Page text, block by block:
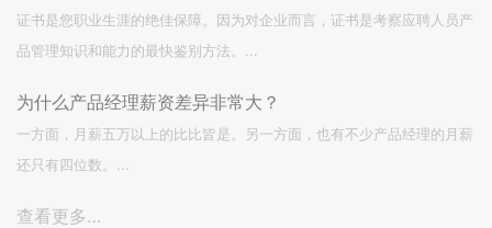
证书是您职业生涯的绝佳保障。因为对企业而言，证书是考察应聘人员产
品管理知识和能力的最快鉴别方法。...
为什么产品经理薪资差异非常大？
一方面，月薪五万以上的比比皆是。另一方面，也有不少产品经理的月薪
还只有四位数。...
查看更多…